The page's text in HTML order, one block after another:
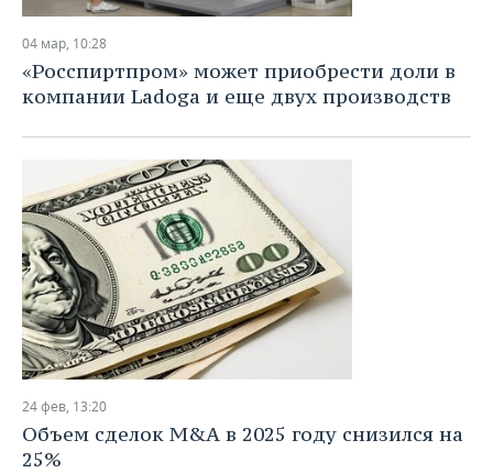
04 мар, 10:28
«Росспиртпром» может приобрести доли в
компании Ladoga и еще двух производств
24 фев, 13:20
Объем сделок M&A в 2025 году снизился на
25%